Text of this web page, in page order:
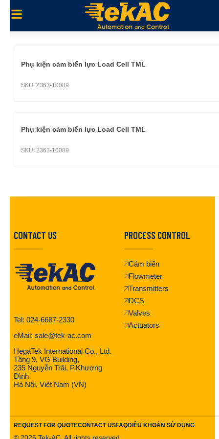
Phụ kiện cảm biến lực Load Cell TML
SKU: 2363-10089
Phụ kiện cảm biến lực Load Cell TML
SKU: 2363-10089
CONTACT US
Tel: 024-6687-2330
eMail: sale@tek-ac.com
HegaTek International Co., Ltd.
Tầng 9, VG Building,
235 Nguyễn Trãi, P.Khương
Đình
Hà Nội, Việt Nam (VN)
PROCESS CONTROL
Cảm biến
Flowmeter
Transmitters
DCS
Valves
Actuators
REQUEST FOR QUOTECONTACT USFAQĐIỀU KHOẢN SỬ DỤNG
© 2026 Tek-AC. All rights reserved.